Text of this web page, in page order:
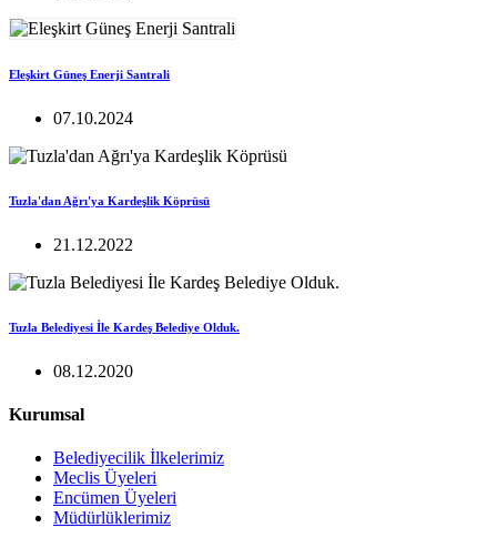
Eleşkirt Güneş Enerji Santrali
07.10.2024
Tuzla'dan Ağrı'ya Kardeşlik Köprüsü
21.12.2022
Tuzla Belediyesi İle Kardeş Belediye Olduk.
08.12.2020
Kurumsal
Belediyecilik İlkelerimiz
Meclis Üyeleri
Encümen Üyeleri
Müdürlüklerimiz